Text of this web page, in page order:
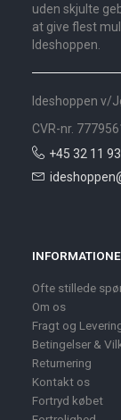
uden skjulte
at give flest
Ideshoppen.
Ideshoppen v/
CVR-nr.
+45 32 11
Ofte stillede
Om os
Fragt og
Betingelser &
Returnering
Kontakt os
Fortryd købet